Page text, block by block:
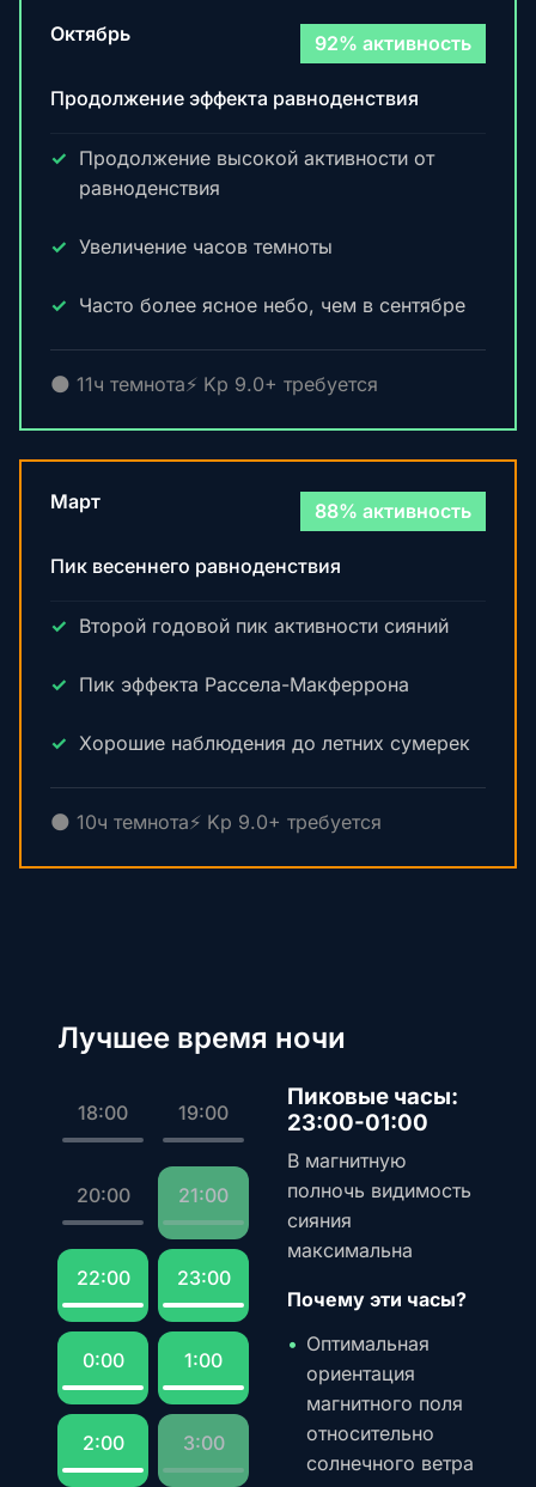
Октябрь 92% активность
Продолжение эффекта равноденствия
Продолжение высокой активности от
равноденствия
Увеличение часов темноты
Часто более ясное небо, чем в сентябре
🌑 11ч темнота⚡ Kp 9.0+ требуется
Март 88% активность
Пик весеннего равноденствия
Второй годовой пик активности сияний
Пик эффекта Рассела-Макферрона
Хорошие наблюдения до летних сумерек
🌑 10ч темнота⚡ Kp 9.0+ требуется
Лучшее время ночи
18:00 19:00
20:00 21:00
22:00 23:00
0:00 1:00
2:00 3:00
Пиковые часы:
23:00-01:00
В магнитную
полночь видимость
сияния
максимальна
Почему эти часы?
Оптимальная
ориентация
магнитного поля
относительно
солнечного ветра